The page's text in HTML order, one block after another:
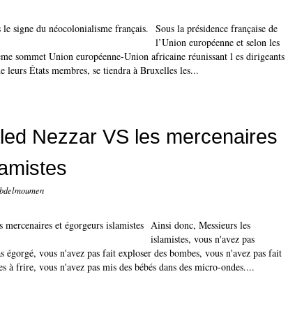
Sous la présidence française de
l’Union européenne et selon les
sommet Union européenne-Union africaine réunissant l es dirigeants
États membres, se tiendra à Bruxelles les...
Nezzar VS les mercenaires
Ainsi donc, Messieurs les
islamistes, vous n'avez pas
égorgé, vous n'avez pas fait exploser des bombes, vous n'avez pas fait
à frire, vous n'avez pas mis des bébés dans des micro-ondes....